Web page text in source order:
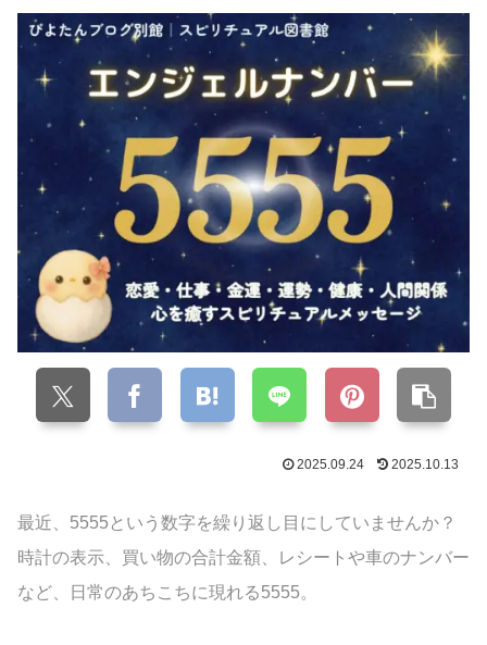
2025.09.24 2025.10.13
最近、5555という数字を繰り返し目にしていませんか？
時計の表示、買い物の合計金額、レシートや車のナンバー
など、日常のあちこちに現れる5555。